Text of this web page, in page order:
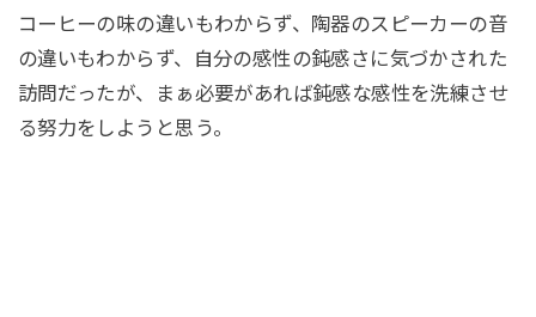
コーヒーの味の違いもわからず、陶器のスピーカーの音
の違いもわからず、自分の感性の鈍感さに気づかされた
訪問だったが、まぁ必要があれば鈍感な感性を洗練させ
る努力をしようと思う。